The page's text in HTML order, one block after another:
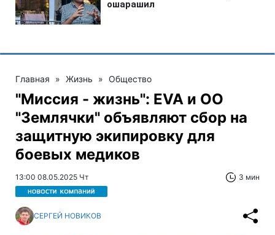
Главная » Жизнь » Общество
"Миссия - жизнь": EVA и ОО
"Землячки" объявляют сбор на
защитную экипировку для
боевых медиков
13:00 08.05.2025 Чт 3 мин
СЕРГЕЙ НОВИКОВ